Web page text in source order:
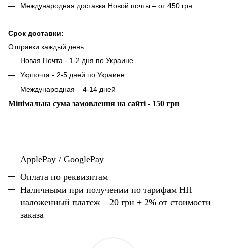
Международная доставка Новой почты – от 450 грн
Срок доставки:
Отправки каждый день
Новая Почта - 1-2 дня по Украине
Укрпочта - 2-5 дней по Украине
Международная – 4-14 дней
Мінімальна сума замовлення на сайті - 150 грн
ApplePay / GooglePay
Оплата по реквизитам
Наличными при получении по тарифам НП
наложенный платеж – 20 грн + 2% от стоимости
заказа